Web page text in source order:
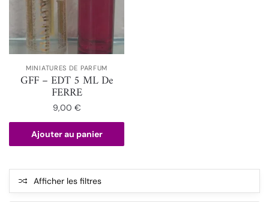
MINIATURES DE PARFUM
GFF – EDT 5 ML De
FERRE
9,00 €
Ajouter au panier
Afficher les filtres